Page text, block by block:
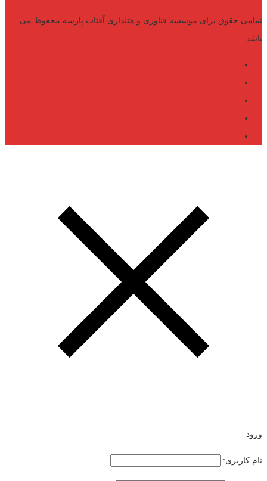
تمامی حقوق برای موسسه فناوری و هتلداری آفتاب پارسه محفوظ می
باشد.
ورود
نام کاربری: